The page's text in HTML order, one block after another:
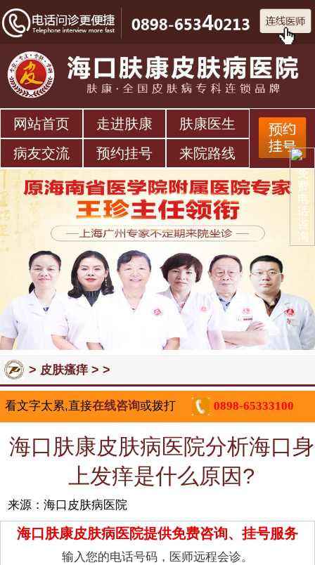
网站首页 走进肤康
肤康医生
病友交流
预约挂号 来院路线
> 皮肤瘙痒> >
看文字太累,直接在线咨询或拨打 0898-65333100
海口肤康皮肤病医院分析海口身
上发痒是什么原因?
来源：海口皮肤病医院
海口肤康皮肤病医院提供免费咨询、挂号服务
输入您的电话号码，医师远程会诊。
免
费
电
话
咨
询